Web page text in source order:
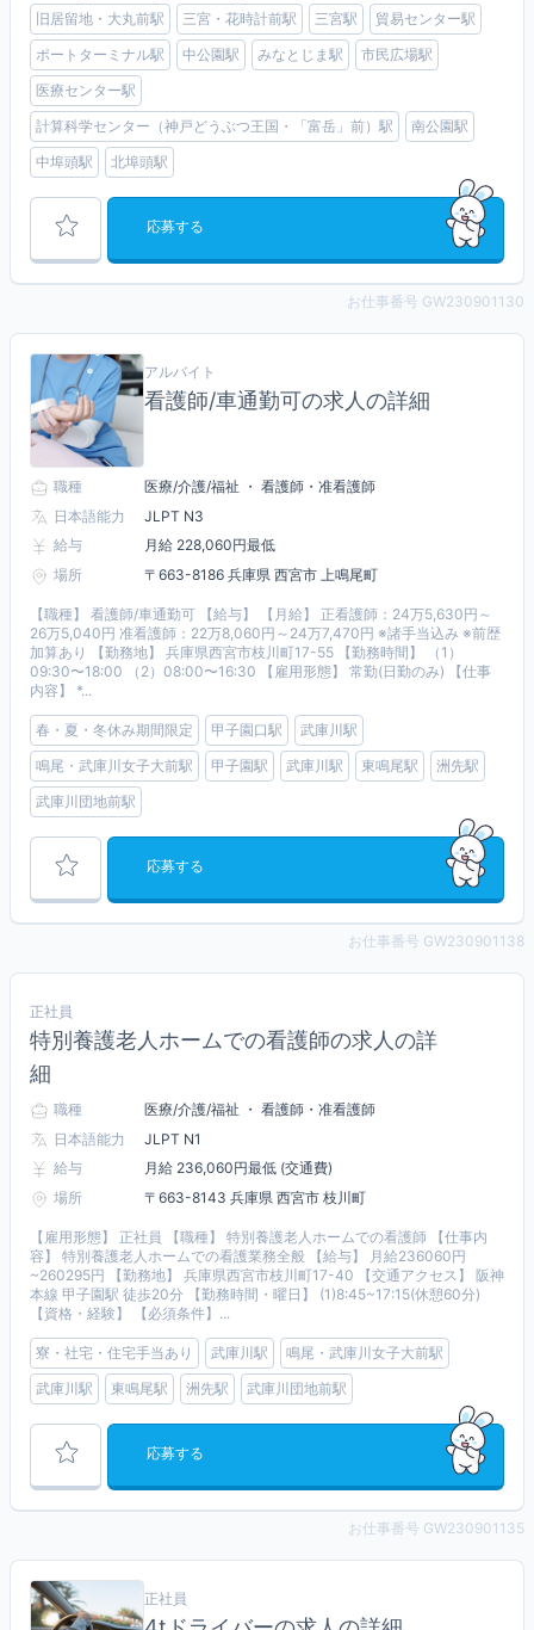
旧居留地・大丸前駅
三宮・花時計前駅 三宮駅
貿易センター駅
ポートターミナル駅
中公園駅 みなとじま駅
市民広場駅
医療センター駅
計算科学センター（神戸どうぶつ王国・「富岳」前）駅
南公園駅
中埠頭駅
北埠頭駅
応募する
お仕事番号 GW230901130
アルバイト
看護師/車通勤可の求人の詳細
職種
医療/介護/福祉 ・ 看護師・准看護師
日本語能力
JLPT N3
給与
月給 228,060円最低
場所
〒663-8186 兵庫県 西宮市 上鳴尾町
【職種】 看護師/車通勤可 【給与】 【月給】 正看護師：24万5,630円～
26万5,040円 准看護師：22万8,060円～24万7,470円 ※諸手当込み ※前歴
加算あり 【勤務地】 兵庫県西宮市枝川町17-55 【勤務時間】 （1）
09:30〜18:00 （2）08:00〜16:30 【雇用形態】 常勤(日勤のみ) 【仕事
内容】 *...
春・夏・冬休み期間限定 甲子園口駅
武庫川駅
鳴尾・武庫川女子大前駅
甲子園駅 武庫川駅 東鳴尾駅
洲先駅
武庫川団地前駅
応募する
お仕事番号 GW230901138
正社員
特別養護老人ホームでの看護師の求人の詳
細
職種
医療/介護/福祉 ・ 看護師・准看護師
日本語能力
JLPT N1
給与
月給 236,060円最低 (交通費)
場所
〒663-8143 兵庫県 西宮市 枝川町
【雇用形態】 正社員 【職種】 特別養護老人ホームでの看護師 【仕事内
容】 特別養護老人ホームでの看護業務全般 【給与】 月給236060円
~260295円 【勤務地】 兵庫県西宮市枝川町17-40 【交通アクセス】 阪神
本線 甲子園駅 徒歩20分 【勤務時間・曜日】 (1)8:45~17:15(休憩60分)
【資格・経験】 【必須条件】...
寮・社宅・住宅手当あり 武庫川駅
鳴尾・武庫川女子大前駅
武庫川駅
東鳴尾駅 洲先駅 武庫川団地前駅
応募する
お仕事番号 GW230901135
正社員